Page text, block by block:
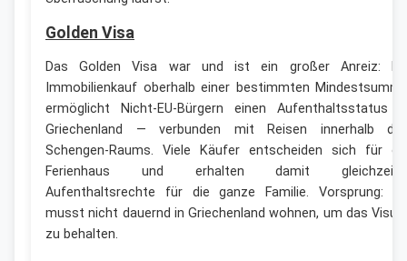
Golden Visa
Das Golden Visa war und ist ein großer Anreiz:
Immobilienkauf oberhalb einer bestimmten
ermöglicht Nicht-EU‑Bürgern einen Aufenthaltsstatus
Griechenland — verbunden mit Reisen innerhalb
Schengen-Raums. Viele Käufer entscheiden sich für
Ferienhaus und erhalten damit
Aufenthaltsrechte für die ganze Familie. Vorsprung:
musst nicht dauernd in Griechenland wohnen, um das
zu behalten.